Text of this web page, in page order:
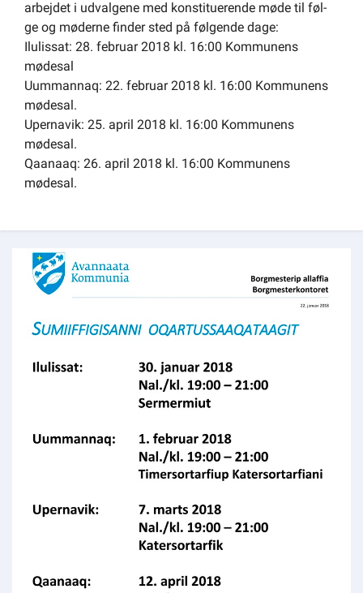
arbejdet i udvalgene med konstituerende møde til føl-
ge og møderne finder sted på følgende dage:
Ilulissat: 28. februar 2018 kl. 16:00 Kommunens
mødesal
Uummannaq: 22. februar 2018 kl. 16:00 Kommunens
mødesal.
Upernavik: 25. april 2018 kl. 16:00 Kommunens
mødesal.
Qaanaaq: 26. april 2018 kl. 16:00 Kommunens
mødesal.